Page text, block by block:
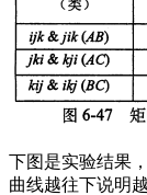
下图是实验结果
曲线越往下说明